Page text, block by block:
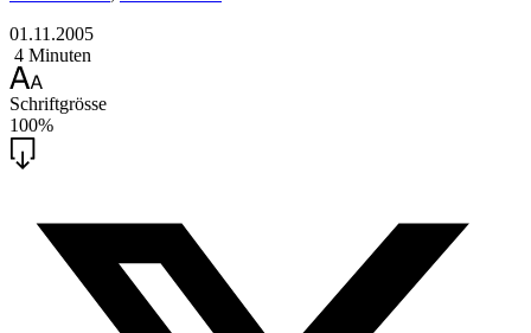
01.11.2005
4 Minuten
Schriftgrösse
100%